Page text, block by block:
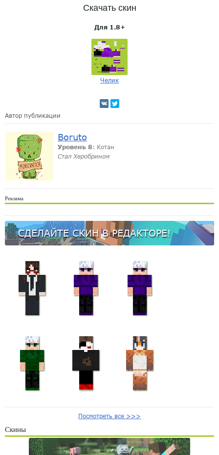
Скачать скин
Для 1.8+
Челик
Автор публикации
Boruto
Уровень 8 : Котан
Стал Херобрином
Реклама
СДЕЛАЙТЕ СКИН В РЕДАКТОРЕ!
Посмотреть все >>>
Скины